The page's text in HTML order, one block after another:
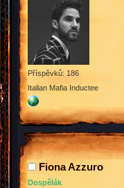
Příspěvků: 186
Italian Mafia Inductee
Fiona Azzuro
Dospělák